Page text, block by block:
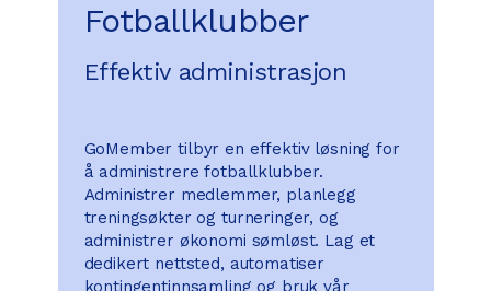
Fotballklubber
Effektiv administrasjon
GoMember tilbyr en effektiv løsning for
å administrere fotballklubber.
Administrer medlemmer, planlegg
treningsøkter og turneringer, og
administrer økonomi sømløst. Lag et
dedikert nettsted, automatiser
kontingentinnsamling og bruk vår